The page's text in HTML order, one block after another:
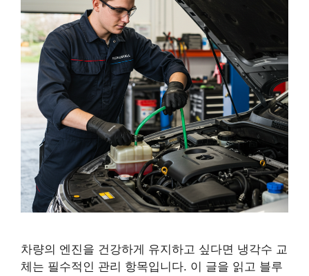
차량의 엔진을 건강하게 유지하고 싶다면 냉각수 교
체는 필수적인 관리 항목입니다. 이 글을 읽고 블루